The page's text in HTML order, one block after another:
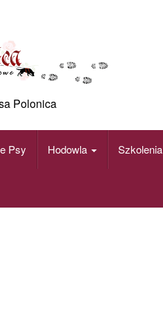
Polonica
Psy Hodowla Szkolenia